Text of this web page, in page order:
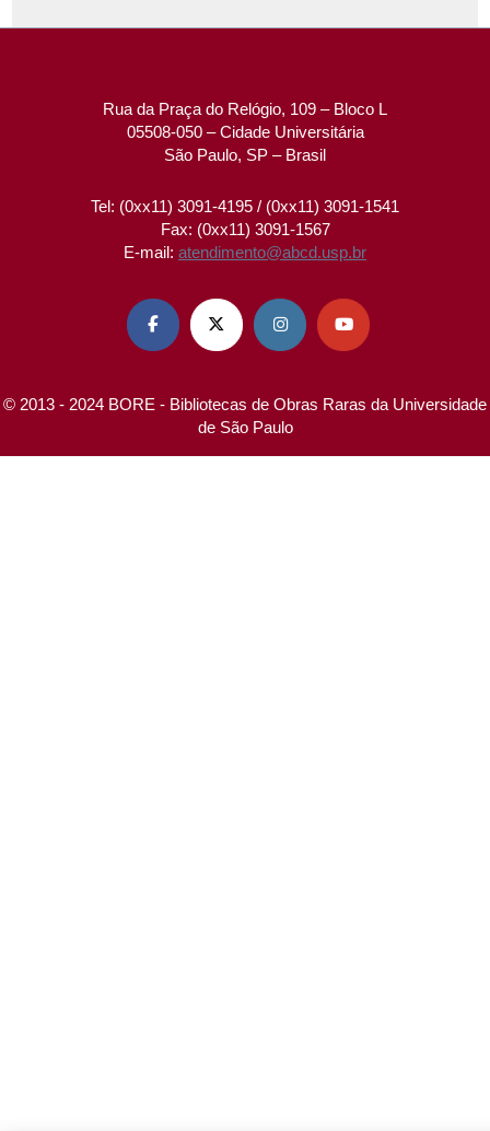
Rua da Praça do Relógio, 109 – Bloco L
05508-050 – Cidade Universitária
São Paulo, SP – Brasil
Tel: (0xx11) 3091-4195 / (0xx11) 3091-1541
Fax: (0xx11) 3091-1567
E-mail: atendimento@abcd.usp.br
   
© 2013 - 2024 BORE - Bibliotecas de Obras Raras da Universidade
de São Paulo